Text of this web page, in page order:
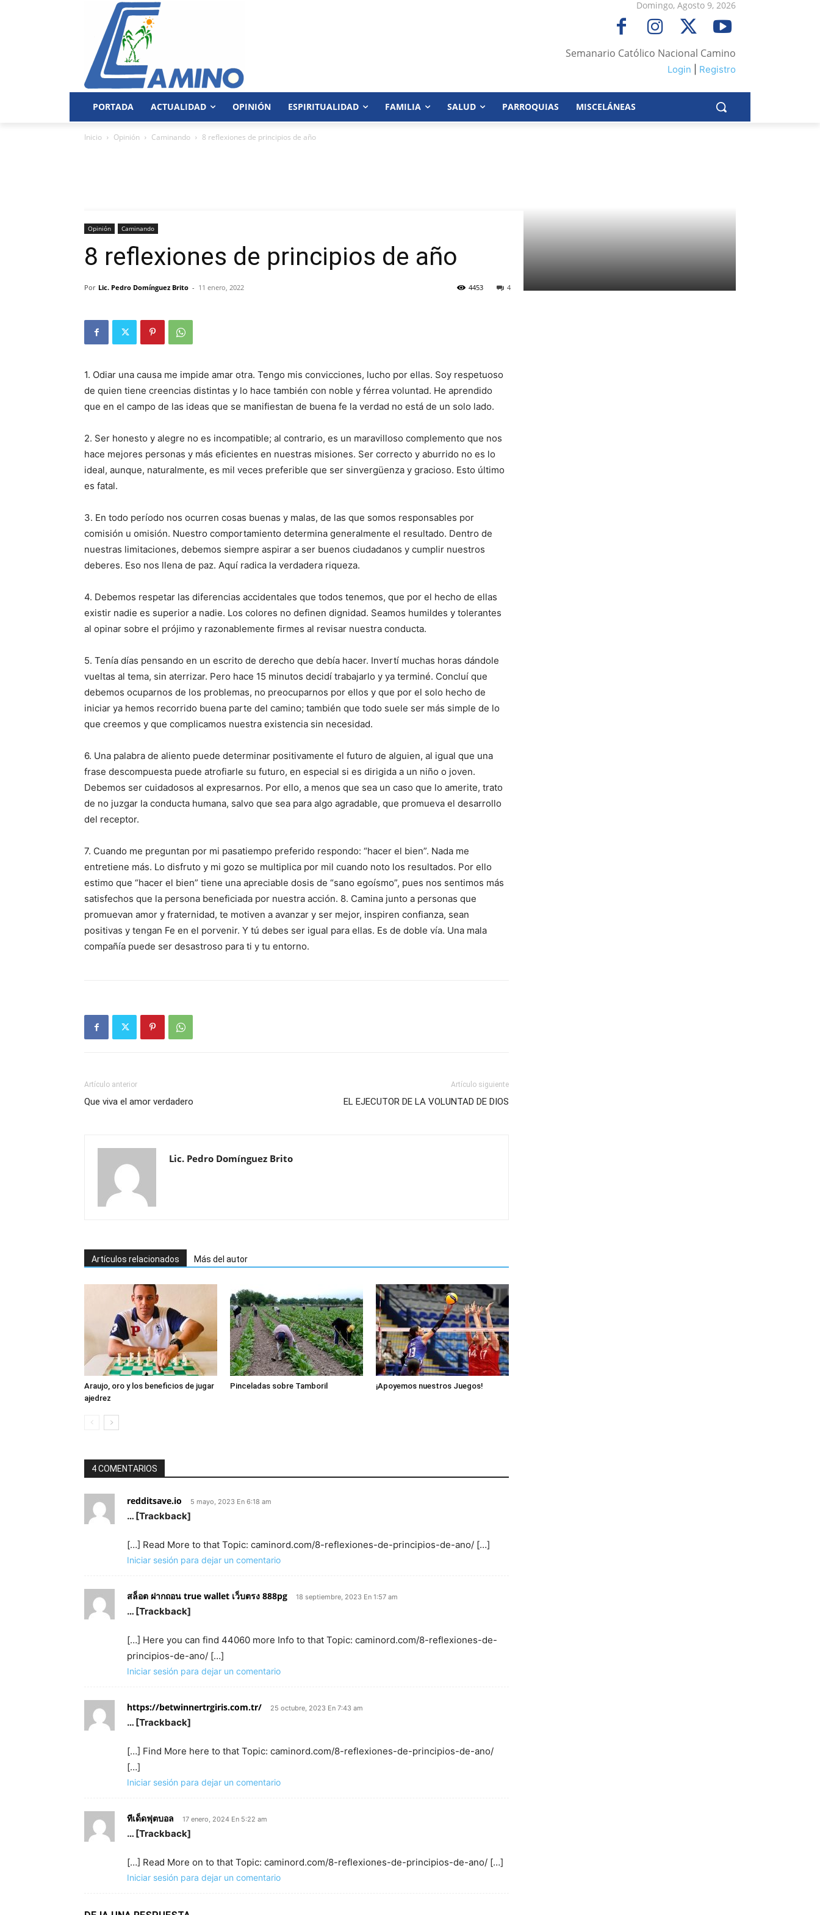
Domingo, Agosto 9, 2026
Semanario Católico Nacional Camino
Login Registro
PORTADA ACTUALIDAD OPINIÓN ESPIRITUALIDAD FAMILIA SALUD PARROQUIAS MISCELÁNEAS
Inicio Opinión Caminando 8 reflexiones de principios de año
Opinión Caminando
8 reflexiones de principios de año
Por Lic. Pedro Domínguez Brito - 11 enero, 2022 4
4453
1. Odiar una causa me impide amar otra. Tengo mis convicciones, lucho por ellas. Soy respetuoso
de quien tiene creencias distintas y lo hace también con noble y férrea voluntad. He aprendido
que en el campo de las ideas que se manifiestan de buena fe la verdad no está de un solo lado.
2. Ser honesto y alegre no es incompatible; al contrario, es un maravilloso complemento que nos
hace mejores personas y más eficientes en nuestras misiones. Ser correcto y aburrido no es lo
ideal, aunque, naturalmente, es mil veces preferible que ser sinvergüenza y gracioso. Esto último
es fatal.
3. En todo período nos ocurren cosas buenas y malas, de las que somos responsables por
comisión u omisión. Nuestro comportamiento determina generalmente el resultado. Dentro de
nuestras limitaciones, debemos siempre aspirar a ser buenos ciudadanos y cumplir nuestros
deberes. Eso nos llena de paz. Aquí radica la verdadera riqueza.
4. Debemos respetar las diferencias accidentales que todos tenemos, que por el hecho de ellas
existir nadie es superior a nadie. Los colores no definen dignidad. Seamos humildes y tolerantes
al opinar sobre el prójimo y razonablemente firmes al revisar nuestra conducta.
5. Tenía días pensando en un escrito de derecho que debía hacer. Invertí muchas horas dándole
vueltas al tema, sin aterrizar. Pero hace 15 minutos decidí trabajarlo y ya terminé. Concluí que
debemos ocuparnos de los problemas, no preocuparnos por ellos y que por el solo hecho de
iniciar ya hemos recorrido buena parte del camino; también que todo suele ser más simple de lo
que creemos y que complicamos nuestra existencia sin necesidad.
6. Una palabra de aliento puede determinar positivamente el futuro de alguien, al igual que una
frase descompuesta puede atrofiarle su futuro, en especial si es dirigida a un niño o joven.
Debemos ser cuidadosos al expresarnos. Por ello, a menos que sea un caso que lo amerite, trato
de no juzgar la conducta humana, salvo que sea para algo agradable, que promueva el desarrollo
del receptor.
7. Cuando me preguntan por mi pasatiempo preferido respondo: “hacer el bien”. Nada me
entretiene más. Lo disfruto y mi gozo se multiplica por mil cuando noto los resultados. Por ello
estimo que “hacer el bien” tiene una apreciable dosis de “sano egoísmo”, pues nos sentimos más
satisfechos que la persona beneficiada por nuestra acción. 8. Camina junto a personas que
promuevan amor y fraternidad, te motiven a avanzar y ser mejor, inspiren confianza, sean
positivas y tengan Fe en el porvenir. Y tú debes ser igual para ellas. Es de doble vía. Una mala
compañía puede ser desastroso para ti y tu entorno.
Artículo anterior
Que viva el amor verdadero
Artículo siguiente
EL EJECUTOR DE LA VOLUNTAD DE DIOS
Lic. Pedro Domínguez Brito
Artículos relacionados Más del autor
Araujo, oro y los beneficios de jugar
ajedrez
Pinceladas sobre Tamboril ¡Apoyemos nuestros Juegos!
4 COMENTARIOS
redditsave.io 5 mayo, 2023 En 6:18 am
… [Trackback]
[…] Read More to that Topic: caminord.com/8-reflexiones-de-principios-de-ano/ […]
Iniciar sesión para dejar un comentario
สล็อต ฝากถอน true wallet เว็บตรง 888pg 18 septiembre, 2023 En 1:57 am
… [Trackback]
[…] Here you can find 44060 more Info to that Topic: caminord.com/8-reflexiones-de-
principios-de-ano/ […]
Iniciar sesión para dejar un comentario
https://betwinnertrgiris.com.tr/ 25 octubre, 2023 En 7:43 am
… [Trackback]
[…] Find More here to that Topic: caminord.com/8-reflexiones-de-principios-de-ano/
[…]
Iniciar sesión para dejar un comentario
ทีเด็ดฟุตบอล 17 enero, 2024 En 5:22 am
… [Trackback]
[…] Read More on to that Topic: caminord.com/8-reflexiones-de-principios-de-ano/ […]
Iniciar sesión para dejar un comentario